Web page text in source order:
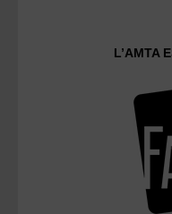
L’AMTA